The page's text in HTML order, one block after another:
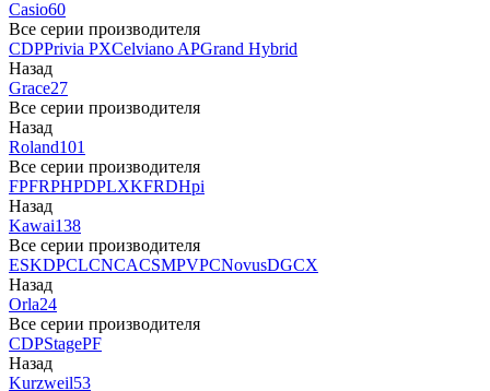
Casio60
Все серии производителя
CDPPrivia PXCelviano APGrand Hybrid
Назад
Grace27
Все серии производителя
Назад
Roland101
Все серии производителя
FPFRPHPDPLXKFRDHpi
Назад
Kawai138
Все серии производителя
ESKDPCLCNCACSMPVPCNovusDGCX
Назад
Orla24
Все серии производителя
CDPStagePF
Назад
Kurzweil53